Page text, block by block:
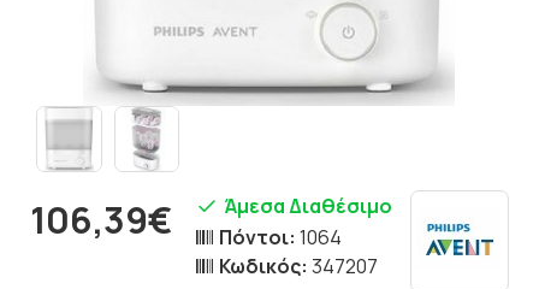
106,39€
Άμεσα Διαθέσιμο
Πόντοι: 1064
Κωδικός: 347207